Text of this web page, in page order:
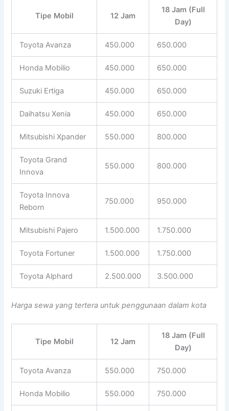
Tipe Mobil 12 Jam
18 Jam (Full
Day)
Toyota Avanza 450.000 650.000
Honda Mobilio 450.000 650.000
Suzuki Ertiga 450.000 650.000
Daihatsu Xenia 450.000 650.000
Mitsubishi Xpander 550.000 800.000
Toyota Grand
Innova
550.000 800.000
Toyota Innova
Reborn
750.000 950.000
Mitsubishi Pajero 1.500.000 1.750.000
Toyota Fortuner 1.500.000 1.750.000
Toyota Alphard 2.500.000 3.500.000
Harga sewa yang tertera untuk penggunaan dalam kota
Tipe Mobil 12 Jam
18 Jam (Full
Day)
Toyota Avanza 550.000 750.000
Honda Mobilio 550.000 750.000